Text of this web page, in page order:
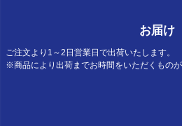
お届け
ご注文より1～2日営業日で出荷いたします。
※商品により出荷までお時間をいただくものが